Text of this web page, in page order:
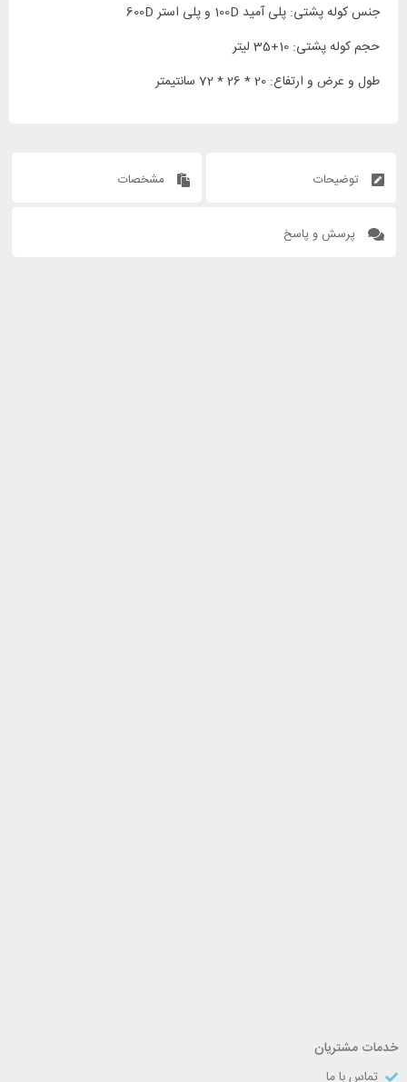
جنس کوله پشتی: پلی آمید 100D و پلی استر 600D
حجم کوله پشتی: 10+35 لیتر
طول و عرض و ارتفاع: 20 * 26 * 72 سانتیمتر
توضیحات مشخصات
پرسش و پاسخ
خدمات مشتریان
تماس با ما